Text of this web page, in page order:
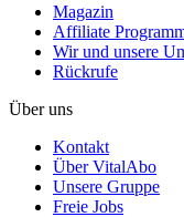
Magazin
Affiliate
Wir und unsere
Rückrufe
Über uns
Kontakt
Über VitalAbo
Unsere Gruppe
Freie Jobs